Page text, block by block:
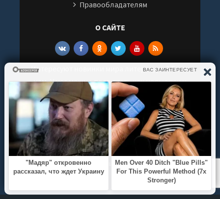
Правообладателям
О САЙТЕ
Интересуют новинки мира литературы? Вам к
нам. У нас можно послушать как новые так и
старые аудиокниги. Выбрать и поделиться с
друзьями лучшими аудиокнигами!
© 2021 - 2026 kniga-audio.net. Все права
защищены.